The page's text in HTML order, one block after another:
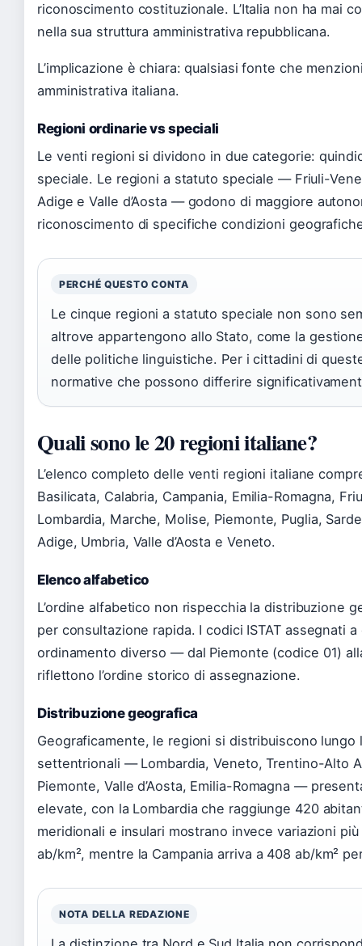
riconoscimento costituzionale. L’Italia non ha mai
nella sua struttura amministrativa repubblicana.
L’implicazione è chiara: qualsiasi fonte che
amministrativa italiana.
Regioni ordinarie vs speciali
Le venti regioni si dividono in due categorie:
speciale. Le regioni a statuto speciale — Friuli-
Adige e Valle d’Aosta — godono di maggiore
riconoscimento di specifiche condizioni
PERCHÉ QUESTO CONTA
Le cinque regioni a statuto speciale non sono
altrove appartengono allo Stato, come la
delle politiche linguistiche. Per i cittadini di
normative che possono differire
Quali sono le 20 regioni italiane?
L’elenco completo delle venti regioni italiane
Basilicata, Calabria, Campania, Emilia-Romagna,
Lombardia, Marche, Molise, Piemonte, Puglia,
Adige, Umbria, Valle d’Aosta e Veneto.
Elenco alfabetico
L’ordine alfabetico non rispecchia la distribuzione
per consultazione rapida. I codici ISTAT assegnati
ordinamento diverso — dal Piemonte (codice 01)
riflettono l’ordine storico di assegnazione.
Distribuzione geografica
Geograficamente, le regioni si distribuiscono
settentrionali — Lombardia, Veneto, Trentino-Alto
Piemonte, Valle d’Aosta, Emilia-Romagna —
elevate, con la Lombardia che raggiunge 420
meridionali e insulari mostrano invece variazioni
ab/km², mentre la Campania arriva a 408 ab/km²
NOTA DELLA REDAZIONE